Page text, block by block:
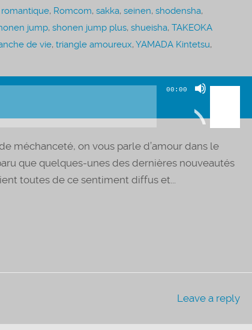
romantique, Romcom, sakka, seinen, shodensha,
jump, shonen jump plus, shueisha, TAKEOKA
de vie, triangle amoureux, YAMADA Kintetsu,
00:00
Utilisez
flèches
pour
augmenter
méchanceté, on vous parle d’amour dans le
que quelques-unes des dernières nouveautés
toutes de ce sentiment diffus et...
Leave a reply